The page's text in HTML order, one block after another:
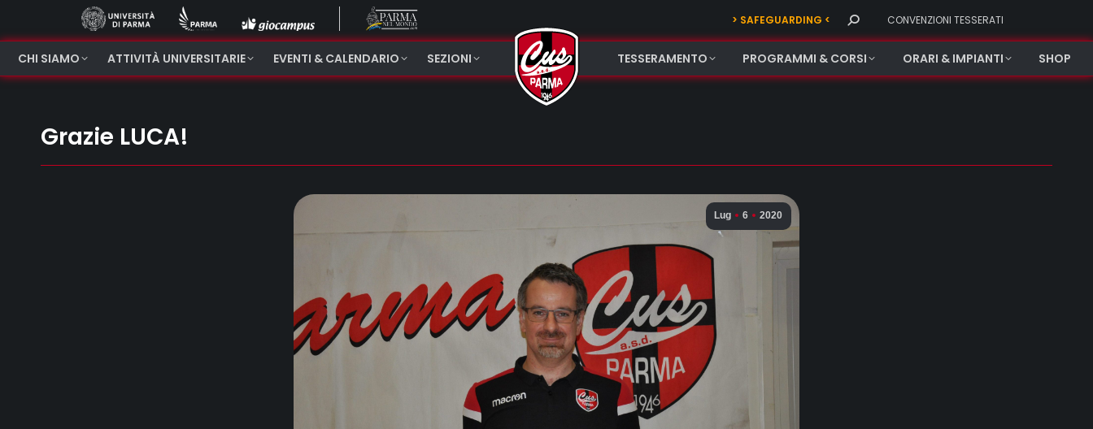
> SAFEGUARDING < Search: CONVENZIONI TESSERATI
CHI SIAMO ATTIVITÀ UNIVERSITARIE EVENTI & CALENDARIO SEZIONI TESSERAMENTO PROGRAMMI & CORSI ORARI & IMPIANTI SHOP
Grazie LUCA!
Lug 6 2020